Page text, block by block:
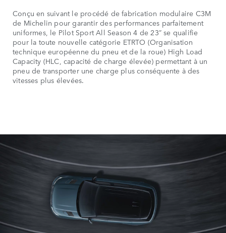
Conçu en suivant le procédé de fabrication modulaire C3M
de Michelin pour garantir des performances parfaitement
uniformes, le Pilot Sport All Season 4 de 23” se qualifie
pour la toute nouvelle catégorie ETRTO (Organisation
technique européenne du pneu et de la roue) High Load
Capacity (HLC, capacité de charge élevée) permettant à un
pneu de transporter une charge plus conséquente à des
vitesses plus élevées.